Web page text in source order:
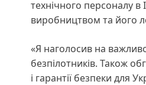
технічного персоналу
виробництвом та його
«Я наголосив на
безпілотників. Також
і гарантії безпеки для